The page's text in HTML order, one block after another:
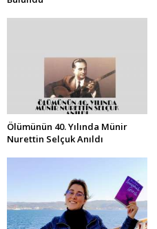
Ölümünün 40. Yılında Münir
Nurettin Selçuk Anıldı